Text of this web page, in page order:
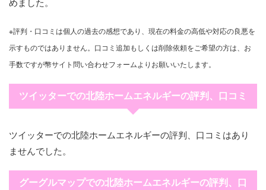
※評判・口コミは個人の過去の感想であり、現在の料金の高低や対応の良悪を
示すものではありません。口コミ追加もしくは削除依頼をご希望の方は、お
手数ですが幣サイト問い合わせフォームよりお願いいたします。
ツイッターでの北陸ホームエネルギーの評判、口コミ
ツイッターでの北陸ホームエネルギーの評判、口コミはあり
ませんでした。
グーグルマップでの北陸ホームエネルギーの評判、口